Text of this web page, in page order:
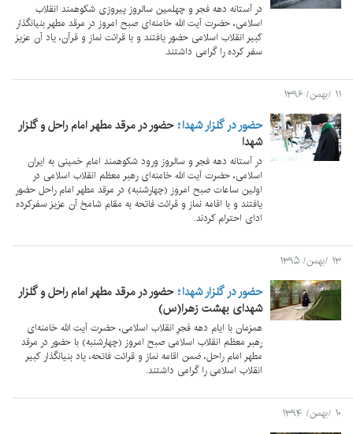
در آستانه دهه فجر و چهلمین سالروز پیروزی شکوهمند انقلاب
اسلامی، حضرت آیت الله خامنه‌ای صبح امروز در مرقد مطهر بنیانگذار
کبیر انقلاب اسلامی حضور یافتند و با قرائت نماز و قرآن، یاد آن عزیز
سفر کرده را گرامی داشتند.
۱۱ /بهمن/ ۱۳۹۶
حضور در گلزار شهدا حضور در مرقد مطهر امام راحل و گلزار
شهدا
در آستانه دهه فجر و سالروز ورود شکوهمند امام خمینی به ایران
اسلامی، حضرت آیت الله خامنه‌ای رهبر معظم انقلاب اسلامی در
اولین ساعات صبح امروز (چهارشنبه) در مرقد مطهر امام راحل حضور
یافتند و با اقامه نماز و قرائت فاتحه به مقام شامخ آن عزیز سفرکرده
ادای احترام کردند.
۱۳ /بهمن/ ۱۳۹۵
حضور در گلزار شهدا حضور در مرقد مطهر امام راحل و گلزار
شهدای بهشت زهرا(س)
همزمان با ایام دهه فجرِ انقلاب اسلامی، حضرت آیت الله خامنه‌ای
رهبر معظم انقلاب اسلامی صبح امروز (چهارشنبه) با حضور در مرقد
مطهر امام راحل، ضمن اقامه نماز و قرائت فاتحه، یاد بنیانگذار کبیر
انقلاب اسلامی را گرامی داشتند.
۱۰ /بهمن/ ۱۳۹۴